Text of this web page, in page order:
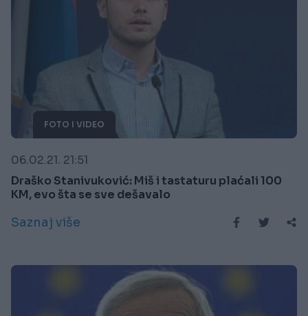
FOTO I VIDEO
06.02.21. 21:51
Draško Stanivuković: Miš i tastaturu plaćali 100
KM, evo šta se sve dešavalo
Saznaj više